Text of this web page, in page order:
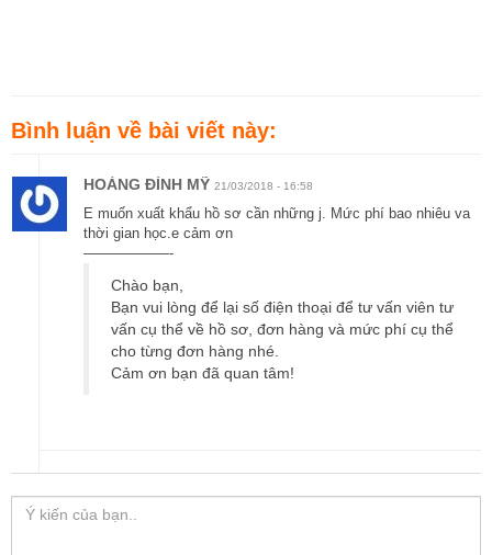
Bình luận về bài viết này:
HOÀNG ĐÌNH MỸ 21/03/2018 - 16:58
E muốn xuất khẩu hồ sơ cần những j. Mức phí bao nhiêu va
thời gian học.e cảm ơn
——————-
Chào bạn,
Bạn vui lòng để lại số điện thoại để tư vấn viên tư
vấn cụ thể về hồ sơ, đơn hàng và mức phí cụ thể
cho từng đơn hàng nhé.
Cảm ơn bạn đã quan tâm!